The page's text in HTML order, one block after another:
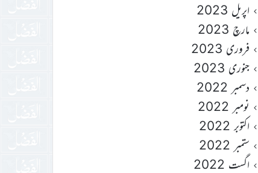
اپریل 2023
مارچ 2023
فروری 2023
جنوری 2023
دسمبر 2022
نومبر 2022
اکتوبر 2022
ستمبر 2022
اگست 2022